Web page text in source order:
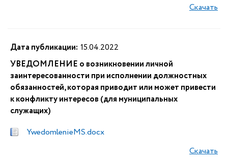
Скачать
Дата публикации: 15.04.2022
УВЕДОМЛЕНИЕ о возникновении личной
заинтересованности при исполнении должностных
обязанностей, которая приводит или может привести
к конфликту интересов (для муниципальных
служащих)
YwedomlenieMS.docx
Скачать